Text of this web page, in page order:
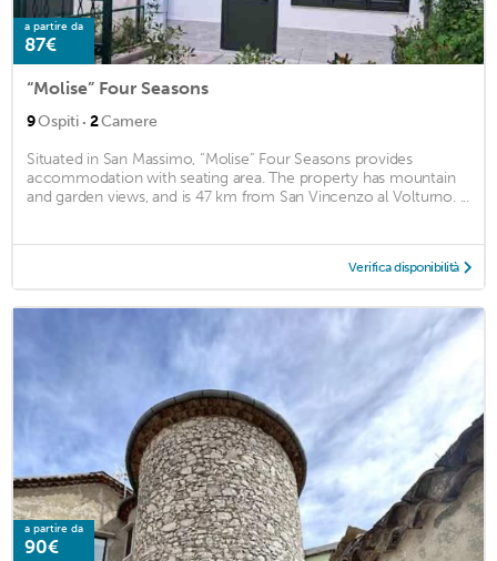
a partire da
87€
“Molise” Four Seasons
9Ospiti · 2Camere
Situated in San Massimo, “Molise” Four Seasons provides
accommodation with seating area. The property has mountain
and garden views, and is 47 km from San Vincenzo al Volturno. ...
Verifica disponibilità
a partire da
90€